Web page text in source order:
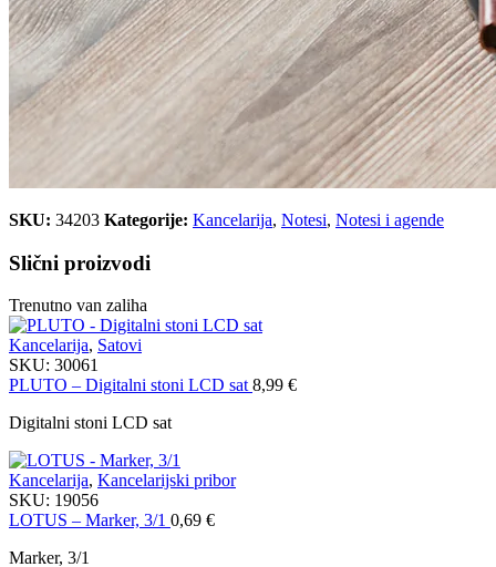
SKU: 34203 Kategorije: Kancelarija, Notesi, Notesi i agende
Slični proizvodi
Trenutno van zaliha
Kancelarija, Satovi
SKU: 30061
PLUTO – Digitalni stoni LCD sat 8,99 €
Digitalni stoni LCD sat
Kancelarija, Kancelarijski pribor
SKU: 19056
LOTUS – Marker, 3/1 0,69 €
Marker, 3/1